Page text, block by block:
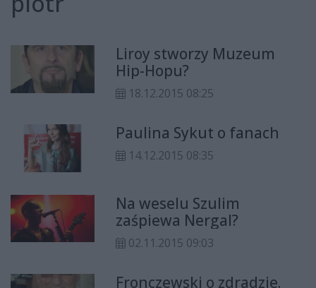
Liroy stworzy Muzeum
Hip-Hopu?
18.12.2015 08:25
Paulina Sykut o fanach
14.12.2015 08:35
Na weselu Szulim
zaśpiewa Nergal?
02.11.2015 09:03
Fronczewski o zdradzie.